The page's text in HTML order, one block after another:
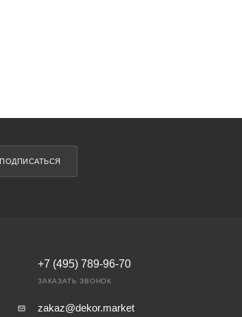
ПОДПИСАТЬСЯ
+7 (495) 789-96-70
ЗАКАЗАТЬ ЗВОНОК
zakaz@dekor.market